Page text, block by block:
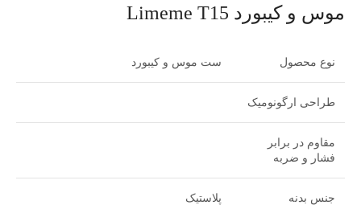
موس و کیبورد Limeme T15
نوع محصول ست موس و کیبورد
طراحی ارگونومیک
مقاوم در برابر
فشار و ضربه
جنس بدنه پلاستیک